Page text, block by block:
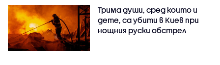
Трима души, сред които и
дете, са убити в Киев при
нощния руски обстрел